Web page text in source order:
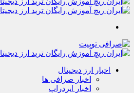
اخبار ارز دیجیتال
اخبار صرافی ها
اخبار ایردراپ